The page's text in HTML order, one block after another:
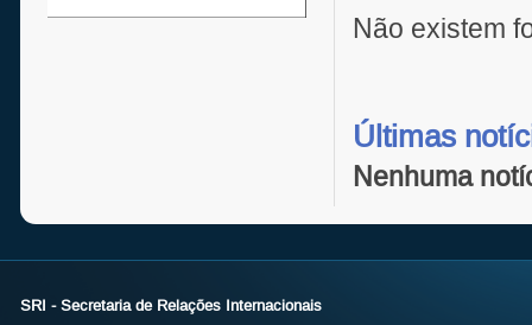
Não existem
Últimas
Nenhuma
SRI - Secretaria de Relações Internacionais